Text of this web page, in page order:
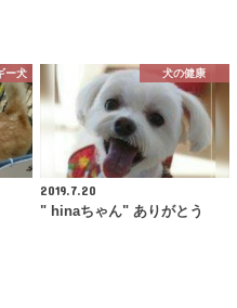
ー犬 犬の健康
2019.7.20
" hinaちゃん" ありがとう